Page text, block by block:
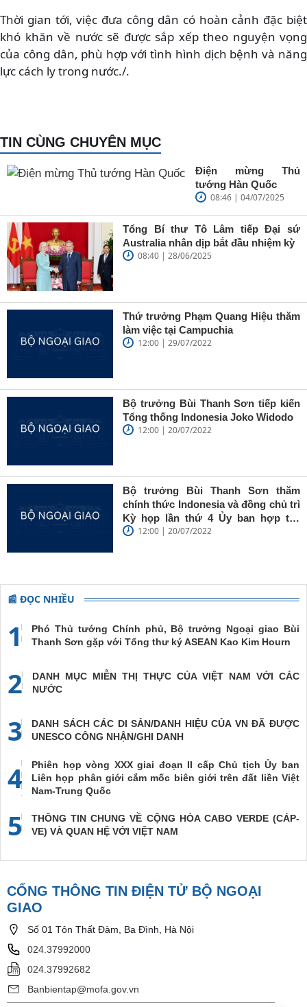
Thời gian tới, việc đưa công dân có hoàn cảnh đặc biệt
khó khăn về nước sẽ được sắp xếp theo nguyện vọng
của công dân, phù hợp với tình hình dịch bệnh và năng
lực cách ly trong nước./.
TIN CÙNG CHUYÊN MỤC
Điện mừng Thủ
tướng Hàn Quốc
08:46 | 04/07/2025
Tổng Bí thư Tô Lâm tiếp Đại sứ
Australia nhân dịp bắt đầu nhiệm kỳ
08:40 | 28/06/2025
Thứ trưởng Phạm Quang Hiệu thăm
làm việc tại Campuchia
12:00 | 29/07/2022
Bộ trưởng Bùi Thanh Sơn tiếp kiến
Tổng thống Indonesia Joko Widodo
12:00 | 20/07/2022
Bộ trưởng Bùi Thanh Sơn thăm
chính thức Indonesia và đồng chủ trì
Kỳ họp lần thứ 4 Ủy ban hợp tác
song phương Việt Nam – Indonesia
12:00 | 20/07/2022
📰 ĐỌC NHIỀU
1
Phó Thủ tướng Chính phủ, Bộ trưởng Ngoại giao Bùi
Thanh Sơn gặp với Tổng thư ký ASEAN Kao Kim Hourn
2
DANH MỤC MIỄN THỊ THỰC CỦA VIỆT NAM VỚI CÁC
NƯỚC
3
DANH SÁCH CÁC DI SẢN/DANH HIỆU CỦA VN ĐÃ ĐƯỢC
UNESCO CÔNG NHẬN/GHI DANH
4
Phiên họp vòng XXX giai đoạn II cấp Chủ tịch Ủy ban
Liên họp phân giới cắm mốc biên giới trên đất liền Việt
Nam-Trung Quốc
5
THÔNG TIN CHUNG VỀ CỘNG HÒA CABO VERDE (CÁP-
VE) VÀ QUAN HỆ VỚI VIỆT NAM
CỔNG THÔNG TIN ĐIỆN TỬ BỘ NGOẠI
GIAO
Số 01 Tôn Thất Đàm, Ba Đình, Hà Nội
024.37992000
024.37992682
Banbientap@mofa.gov.vn